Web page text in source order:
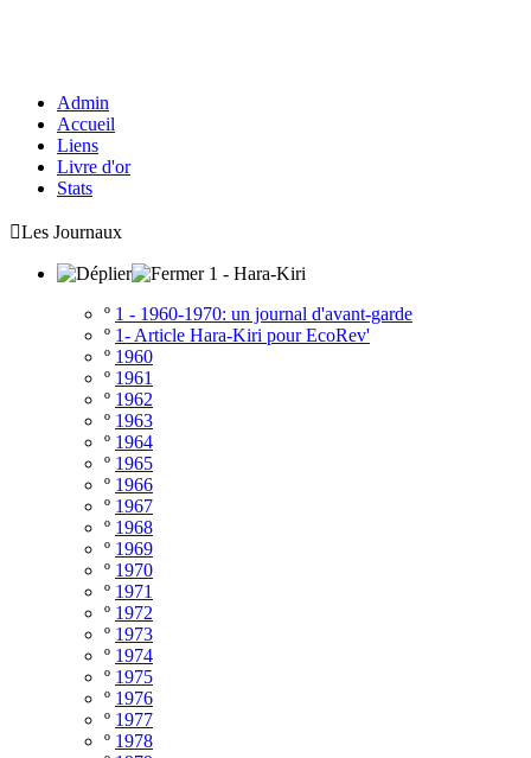
Admin
Accueil
Liens
Livre d'or
Stats
Les Journaux
1 - Hara-Kiri
º 1 - 1960-1970: un journal d'avant-garde
º 1- Article Hara-Kiri pour EcoRev'
º 1960
º 1961
º 1962
º 1963
º 1964
º 1965
º 1966
º 1967
º 1968
º 1969
º 1970
º 1971
º 1972
º 1973
º 1974
º 1975
º 1976
º 1977
º 1978